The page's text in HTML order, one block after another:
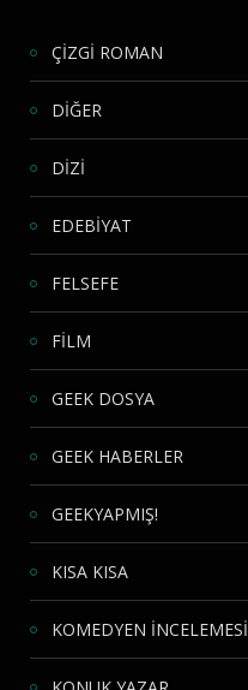
ÇİZGİ ROMAN
DİĞER
DİZİ
EDEBİYAT
FELSEFE
FİLM
GEEK DOSYA
GEEK HABERLER
GEEKYAPMIŞ!
KISA KISA
KOMEDYEN İNCELEMESİ